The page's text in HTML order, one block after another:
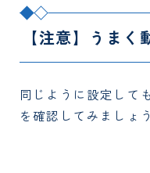
【注意】うま
同じように設定して
を確認してみましょう